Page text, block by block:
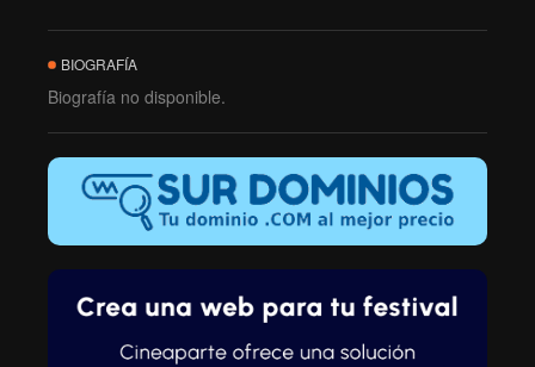
BIOGRAFÍA
Biografía no disponible.